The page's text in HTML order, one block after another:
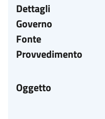
Dettagli
Governo
Fonte
Provvedimento
Oggetto